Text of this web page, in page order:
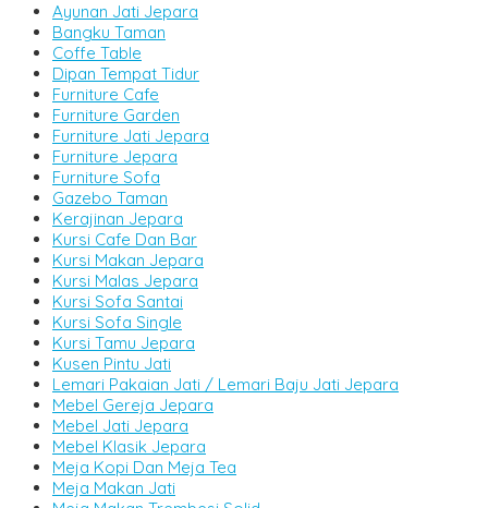
Ayunan Jati Jepara
Bangku Taman
Coffe Table
Dipan Tempat Tidur
Furniture Cafe
Furniture Garden
Furniture Jati Jepara
Furniture Jepara
Furniture Sofa
Gazebo Taman
Kerajinan Jepara
Kursi Cafe Dan Bar
Kursi Makan Jepara
Kursi Malas Jepara
Kursi Sofa Santai
Kursi Sofa Single
Kursi Tamu Jepara
Kusen Pintu Jati
Lemari Pakaian Jati / Lemari Baju Jati Jepara
Mebel Gereja Jepara
Mebel Jati Jepara
Mebel Klasik Jepara
Meja Kopi Dan Meja Tea
Meja Makan Jati